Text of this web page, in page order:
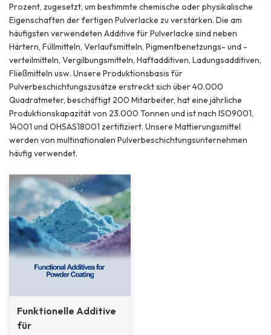
Prozent, zugesetzt, um bestimmte chemische oder physikalische
Eigenschaften der fertigen Pulverlacke zu verstärken. Die am
häufigsten verwendeten Additive für Pulverlacke sind neben
Härtern, Füllmitteln, Verlaufsmitteln, Pigmentbenetzungs- und -
verteilmitteln, Vergilbungsmitteln, Haftadditiven, Ladungsadditiven,
Fließmitteln usw. Unsere Produktionsbasis für
Pulverbeschichtungszusätze erstreckt sich über 40.000
Quadratmeter, beschäftigt 200 Mitarbeiter, hat eine jährliche
Produktionskapazität von 23.000 Tonnen und ist nach ISO9001,
14001 und OHSAS18001 zertifiziert. Unsere Mattierungsmittel
werden von multinationalen Pulverbeschichtungsunternehmen
häufig verwendet.
Funktionelle Additive
für